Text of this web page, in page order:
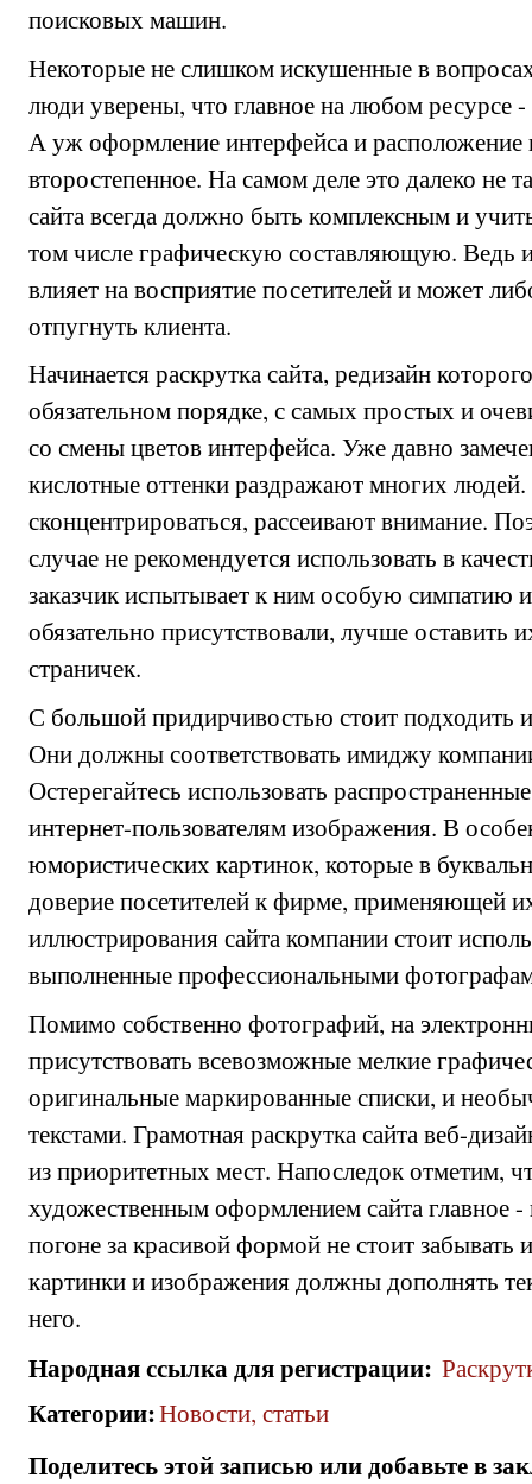
поисковых машин.
Некоторые не слишком искушенные в
люди уверены, что главное на любом ресурсе
А уж оформление интерфейса и расположение
второстепенное. На самом деле это далеко не
сайта всегда должно быть комплексным и
том числе графическую составляющую. Ведь
влияет на восприятие посетителей и может
отпугнуть клиента.
Начинается раскрутка сайта, редизайн
обязательном порядке, с самых простых и
со смены цветов интерфейса. Уже давно
кислотные оттенки раздражают многих
сконцентрироваться, рассеивают внимание.
случае не рекомендуется использовать в
заказчик испытывает к ним особую симпатию
обязательно присутствовали, лучше оставить
страничек.
С большой придирчивостью стоит подходить
Они должны соответствовать имиджу
Остерегайтесь использовать
интернет-пользователям изображения. В
юмористических картинок, которые в
доверие посетителей к фирме, применяющей
иллюстрирования сайта компании стоит
выполненные профессиональными
Помимо собственно фотографий, на
присутствовать всевозможные мелкие
оригинальные маркированные списки, и
текстами. Грамотная раскрутка сайта веб-
из приоритетных мест. Напоследок отметим,
художественным оформлением сайта главное
погоне за красивой формой не стоит
картинки и изображения должны дополнять
него.
Народная ссылка для регистрации:
Категории:Новости, статьи
Поделитесь этой записью или добавьте в